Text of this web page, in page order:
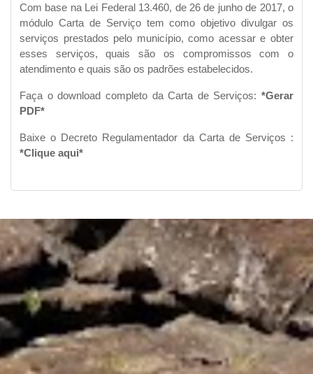
Com base na Lei Federal 13.460, de 26 de junho de 2017, o
módulo Carta de Serviço tem como objetivo divulgar os
serviços prestados pelo município, como acessar e obter
esses serviços, quais são os compromissos com o
atendimento e quais são os padrões estabelecidos.
Faça o download completo da Carta de Serviços: *Gerar
PDF*
Baixe o Decreto Regulamentador da Carta de Serviços :
*Clique aqui*